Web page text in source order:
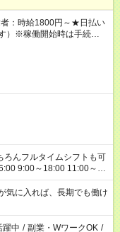
：時給1800円～★日払い
）※稼働開始時は手続き完
9:00～18:00 11:00～
※法令に基づき、週20時
なります ※労働者派遣法
時間・短期間の就業はご
に入れば、長期でも働け
躍中 / 副業・WワークOK /